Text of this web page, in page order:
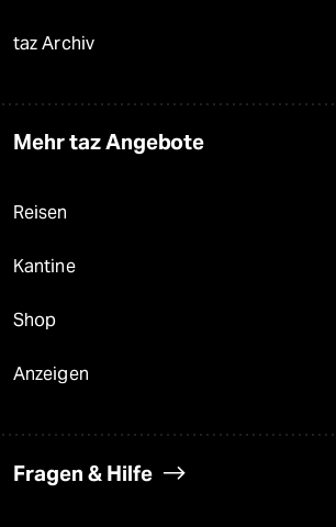
taz Archiv
Mehr taz Angebote
Reisen
Kantine
Shop
Anzeigen
Fragen & Hilfe